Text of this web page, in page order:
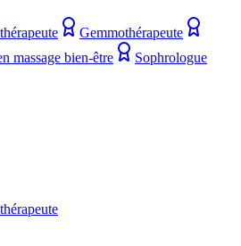
Gemmothérapeute
massage bien-être
Sophrologue